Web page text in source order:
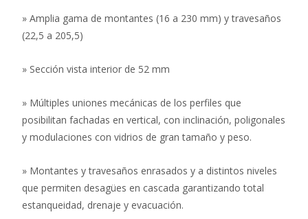
» Amplia gama de montantes (16 a 230 mm) y travesaños
(22,5 a 205,5)
» Sección vista interior de 52 mm
» Múltiples uniones mecánicas de los perfiles que
posibilitan fachadas en vertical, con inclinación, poligonales
y modulaciones con vidrios de gran tamaño y peso.
» Montantes y travesaños enrasados y a distintos niveles
que permiten desagües en cascada garantizando total
estanqueidad, drenaje y evacuación.